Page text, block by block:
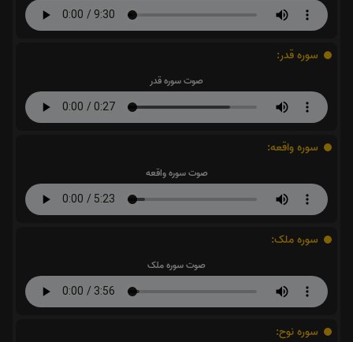
سوره قدر:
صوت سوره قدر
سوره واقعه:
صوت سوره واقعه
سوره ملک:
صوت سوره ملک
سوره نوح: